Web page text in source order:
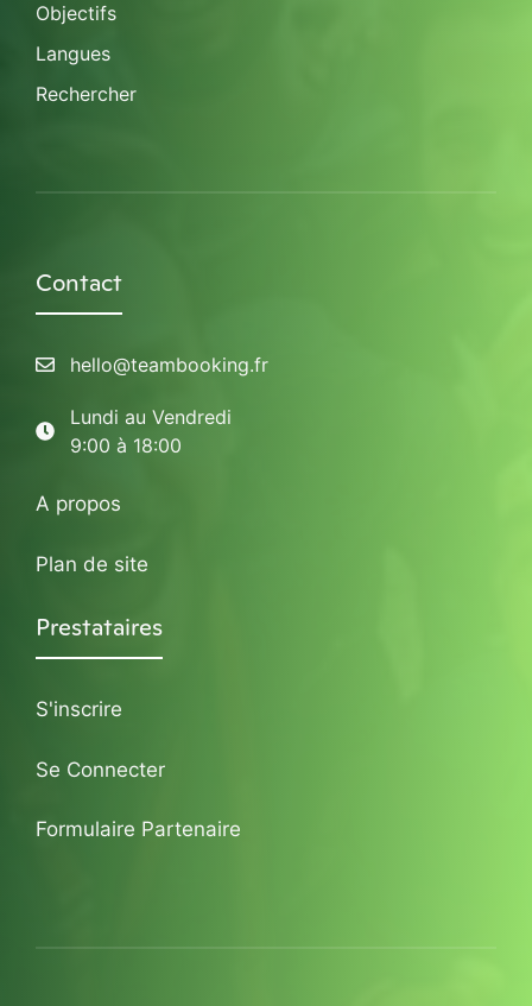
Objectifs
Langues
Rechercher
Contact
hello@teambooking.fr
Lundi au Vendredi
9:00 à 18:00
A propos
Plan de site
Prestataires
S'inscrire
Se Connecter
Formulaire Partenaire